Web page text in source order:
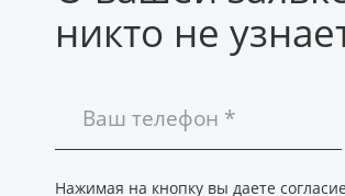
никто не
Нажимая на кнопку вы даете